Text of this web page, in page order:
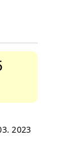
2023